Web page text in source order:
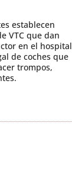
establecen
VTC que dan
en el hospital
de coches que
trompos,